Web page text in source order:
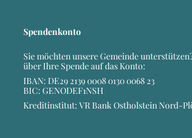
Spendenkonto
Sie möchten unsere Gemeinde
über Ihre Spende auf das Konto:
IBAN: DE29 2139 0008 0130 0068 23
BIC: GENODEF1NSH
Kreditinstitut: VR Bank Ostholstein Nord-